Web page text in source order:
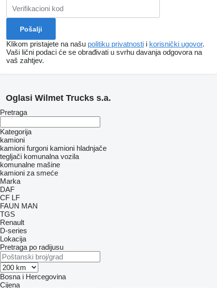
Klikom pristajete na našu politiku privatnosti i korisnički ugovor.
Vaši lični podaci će se obrađivati ​​u svrhu davanja odgovora na
vaš zahtjev.
Oglasi Wilmet Trucks s.a.
Pretraga
Kategorija
kamioni
kamioni furgoni kamioni hladnjače
tegljači komunalna vozila
komunalne mašine
kamioni za smeće
Marka
DAF
CF LF
FAUN MAN
TGS
Renault
D-series
Lokacija
Pretraga po radijusu
Bosna i Hercegovina
Cijena